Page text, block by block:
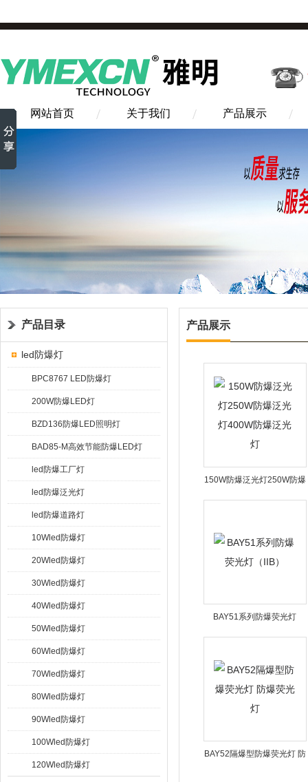
网站首页 关于我们 产品展示
产品目录
led防爆灯
BPC8767 LED防爆灯
200W防爆LED灯
BZD136防爆LED照明灯
BAD85-M高效节能防爆LED灯
led防爆工厂灯
led防爆泛光灯
led防爆道路灯
10Wled防爆灯
20Wled防爆灯
30Wled防爆灯
40Wled防爆灯
50Wled防爆灯
60Wled防爆灯
70Wled防爆灯
80Wled防爆灯
90Wled防爆灯
100Wled防爆灯
120Wled防爆灯
产品展示
150W防爆泛光灯250W防爆
泛光灯400W防爆泛光灯
BAY51系列防爆荧光灯
（IIB）
BAY52隔爆型防爆荧光灯 防